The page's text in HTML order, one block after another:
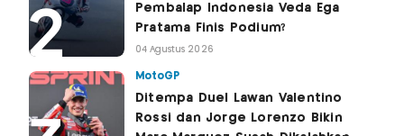
Pembalap Indonesia Veda Ega
Pratama Finis Podium?
04 Agustus 2026
MotoGP
Ditempa Duel Lawan Valentino
Rossi dan Jorge Lorenzo Bikin